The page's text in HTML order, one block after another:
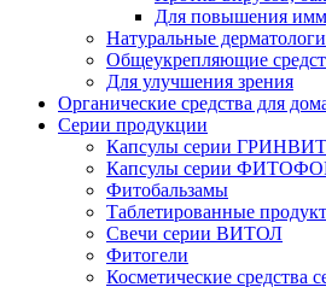
Для повышения
Натуральные
Общеукрепляющие
Для улучшения зрения
Органические средства для
Серии продукции
Капсулы серии ГРИНВИТ
Капсулы серии
Фитобальзамы
Таблетированные
Свечи серии ВИТОЛ
Фитогели
Косметические средства